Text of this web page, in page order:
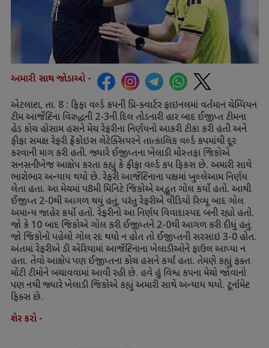
અમારી સાથ જોડાઓ -
એટલાન્ટા, તા. 8 : ફિફા વર્લ્ડ કપની પ્રિ-ક્વાર્ટર ફાઇનલમાં વર્તમાન ચેમ્પિયન
ટીમ આર્જેન્ટિના વિરુદ્ધની2-3ની દિલ તોડનારી હાર બાદ ઈજીપ્ત ટીમના
હેડ કોચ હોસામ હસને મેચ રેફરીના નિર્ણયનો આકરી ટીકા કરી હતી અને
ફીફા સમક્ષ રેફરી ફ્રેંકોઇસ લેટેક્સિયરને તાત્કાલિક વર્લ્ડ કપમાંથી દૂર
કરવાની માગ કરી હતી. જ્યારે ઈજીપ્તના ખેલાડી મોસ્તફા જિકોએ
સનસનીખેજ આક્ષેપ કરતા કહ્યું કે ફીફા વર્લ્ડ કપ ફિકસ છે. અમારી સાથે
ભારોભાર અન્યાય થયો છે. રેફરી આર્જેન્ટિનાના પક્ષમાં ખુલ્લેઆમ નિર્ણય
લેતા હતા. આ મેચમાં પ8મી મિનિટે જિકોએ અદ્ભુત ગોલ કર્યો હતો. આથી
ઈજીપ્ત 2-0થી આગળ થયું હતું,પરંતુ રેફરીએ વીડિયો રિવ્યૂ બાદ ગોલ
અમાન્ય જાહેર કર્યો હતો. રેફરીનો આ નિર્ણય વિવાદાસ્પદ બની રહ્યો હતો.
જો કે 10 બાદ જિકોએ ગોલ કરી ઈજીપ્તને 2-0થી આગળ કરી દીધું હતું.
જો જિકોનો પહેલો ગોલ રદ થયો ન હોત તો ઈજીપ્તની સરસાઇ 3-0 હોત.
અંતમાં રેફરીએ ડી એરિયામાં આર્જેન્ટિનાના ખેલાડીઓને ફાઉલ આપ્યા ન
હતા. તેવો આક્ષેપ પણ ઈજીપ્તના કોચ હસને કર્યાં હતા. તેમણે કહ્યું ફક્ત
મોટી ટીમોને બચાવવામાં આવી રહી છે. હવે હું વિશ્વ કપના મેચો જોવાનો
પણ નથી જ્યારે ખેલાડી જિકોએ કહ્યું અમારી સાથે અન્યાય થયો. ટૂર્નામેન્ટ
ફિક્સ છે.
શેર કરો -